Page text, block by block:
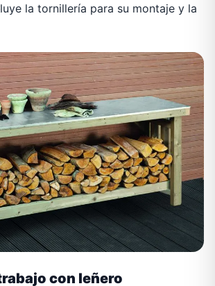
la tornillería para su montaje y la
con leñero